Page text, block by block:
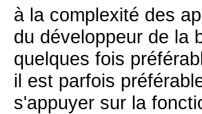
à la complexité des
du développeur de la
quelques fois
il est parfois
s'appuyer sur la